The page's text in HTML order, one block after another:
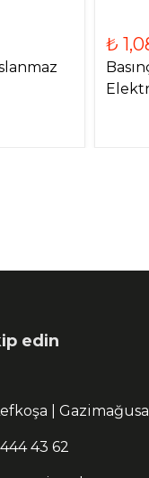
₺
edin
| Gazimağusa
43 62